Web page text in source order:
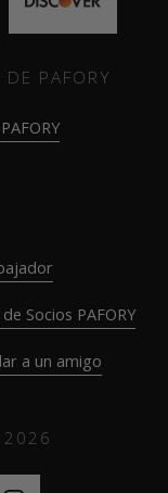
DE PAFORY
Socios PAFORY
a un amigo
2026